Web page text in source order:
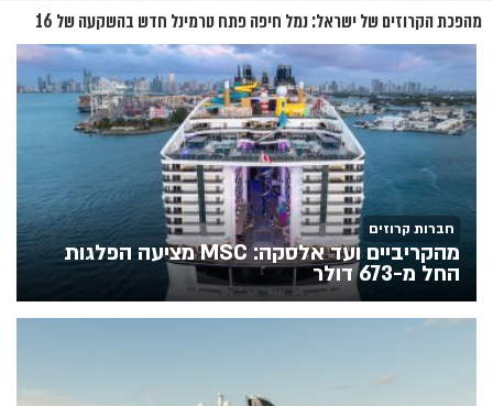
מהפכת הקרוזים של ישראל: נמל חיפה פתח טרמינל חדש בהשקעה של 16
מיליון שקל
חברות קרוזים
מהקריביים ועד אלסקה: MSC מציעה הפלגות
החל מ-673 דולר